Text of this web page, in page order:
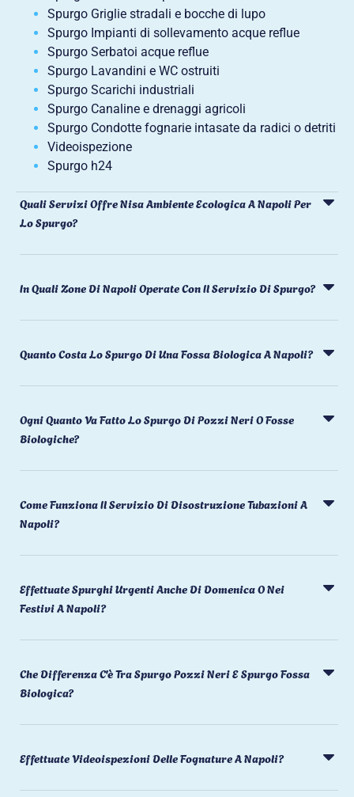
Spurgo Griglie stradali e bocche di lupo
Spurgo Impianti di sollevamento acque reflue
Spurgo Serbatoi acque reflue
Spurgo Lavandini e WC ostruiti
Spurgo Scarichi industriali
Spurgo Canaline e drenaggi agricoli
Spurgo Condotte fognarie intasate da radici o detriti
Videoispezione
Spurgo h24
Quali Servizi Offre Nisa Ambiente Ecologica A Napoli Per
Lo Spurgo?
In Quali Zone Di Napoli Operate Con Il Servizio Di Spurgo?
Quanto Costa Lo Spurgo Di Una Fossa Biologica A Napoli?
Ogni Quanto Va Fatto Lo Spurgo Di Pozzi Neri O Fosse
Biologiche?
Come Funziona Il Servizio Di Disostruzione Tubazioni A
Napoli?
Effettuate Spurghi Urgenti Anche Di Domenica O Nei
Festivi A Napoli?
Che Differenza C'è Tra Spurgo Pozzi Neri E Spurgo Fossa
Biologica?
Effettuate Videoispezioni Delle Fognature A Napoli?